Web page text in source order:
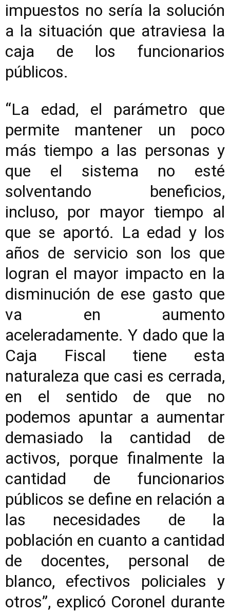
impuestos no sería la solución
a la situación que atraviesa la
caja de los funcionarios
públicos.
“La edad, el parámetro que
permite mantener un poco
más tiempo a las personas y
que el sistema no esté
solventando beneficios,
incluso, por mayor tiempo al
que se aportó. La edad y los
años de servicio son los que
logran el mayor impacto en la
disminución de ese gasto que
va en aumento
aceleradamente. Y dado que la
Caja Fiscal tiene esta
naturaleza que casi es cerrada,
en el sentido de que no
podemos apuntar a aumentar
demasiado la cantidad de
activos, porque finalmente la
cantidad de funcionarios
públicos se define en relación a
las necesidades de la
población en cuanto a cantidad
de docentes, personal de
blanco, efectivos policiales y
otros”, explicó Coronel durante